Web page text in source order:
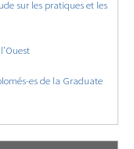
sur les pratiques et les
es de la Graduate